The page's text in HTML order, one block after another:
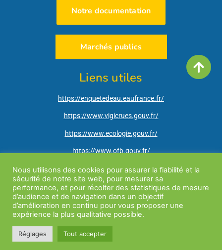
Notre documentation
Marchés publics
Liens utiles
https://enquetedeau.eaufrance.fr/
https://www.vigicrues.gouv.fr/
https://www.ecologie.gouv.fr/
https://www.ofb.gouv.fr/
http://www.ain.gouv.fr/
https://vigieau.gouv.fr/
Mentions légales | Site internet réalisé parTeds| Tous droits réservés |
de confidentialité Coeur Reyssouze
Nous utilisons des cookies pour assurer la fiabilité et la
sécurité de notre site web, pour mesurer sa
performance, et pour récolter des statistiques de mesure
d’audience et de navigation dans un objectif
d’amélioration en continu pour vous proposer une
expérience la plus qualitative possible.
Réglages Tout accepter